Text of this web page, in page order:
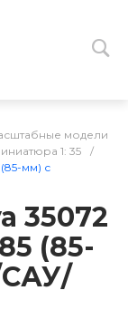
модели
1: 35
/
мм) с
35072
(85-
САУ/